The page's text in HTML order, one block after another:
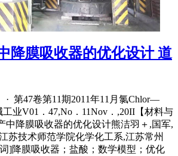
降膜吸收器的优化设计 道
· 第47卷第11期2011年11月氯Chlor—
工业V01．47,No．11Nov．,20II【材料与
中降膜吸收器的优化设计熊洁羽＋,国军,
苏技术师范学院化学化工系,江苏常州
]降膜吸收器；盐酸；数学模型；优化